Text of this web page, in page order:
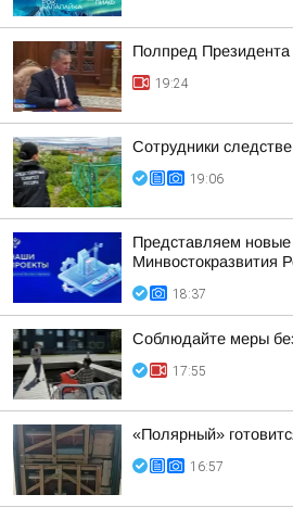
Полпред
19:24
Сотрудники
19:06
Представляем новые
Минвостокразвития
18:37
Соблюдайте меры
17:55
«Полярный»
16:57